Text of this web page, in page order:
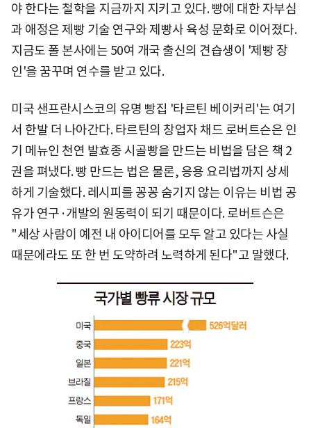
야 한다는 철학을 지금까지 지키고 있다. 빵에 대한 자부심
과 애정은 제빵 기술 연구와 제빵사 육성 문화로 이어졌다.
지금도 폴 본사에는 50여 개국 출신의 견습생이 '제빵 장
인'을 꿈꾸며 연수를 받고 있다.
미국 샌프란시스코의 유명 빵집 '타르틴 베이커리'는 여기
서 한발 더 나아간다. 타르틴의 창업자 채드 로버트슨은 인
기 메뉴인 천연 발효종 시골빵을 만드는 비법을 담은 책 2
권을 펴냈다. 빵 만드는 법은 물론, 응용 요리법까지 상세
하게 기술했다. 레시피를 꽁꽁 숨기지 않는 이유는 비법 공
유가 연구·개발의 원동력이 되기 때문이다. 로버트슨은
"세상 사람이 예전 내 아이디어를 모두 알고 있다는 사실
때문에라도 또 한 번 도약하려 노력하게 된다"고 말했다.